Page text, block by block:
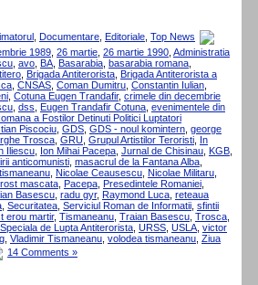
Documentare Editoriale Top News
1989 26 martie 26 martie 1990 Administratia
avo BA Basarabia basarabia romana
Brigada Antiterorista
Brigada Antiterorista a
CNSAS Coman Dumitru Constantin Iulian
Cotuna Eugen Trandafir, crimele din decembrie
dss Eugen Trandafir Cotuna evenimentele din
a Fostilor Detinuti Politici Luptatori
Piscociu GDS GDS - noul komintern george
Trosca GRU Grupul Artistilor Teroristi
In
Iliescu Ion Mihai Pacepa Jurnal de Chisinau KGB
anticomunisti masacrul de la Fantana Alba
Nicolae Ceausescu Nicolae Militaru
mascata Pacepa Presedintele Romaniei
Basescu radu gyr, Raymond Luca reteaua
Securitatea Serviciul Roman de Informatii sfintii
erou martir, Tismaneanu Traian Basescu Trosca
de Lupta Antiterorista URSS USLA victor
Vladimir Tismaneanu volodea tismaneanu Ziua
14 Comments »